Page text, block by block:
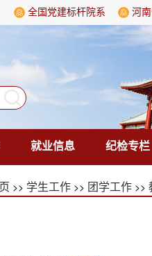
全国党建标杆院系 河
就业信息 纪检专栏
>> 学生工作 >> 团学工作 >>